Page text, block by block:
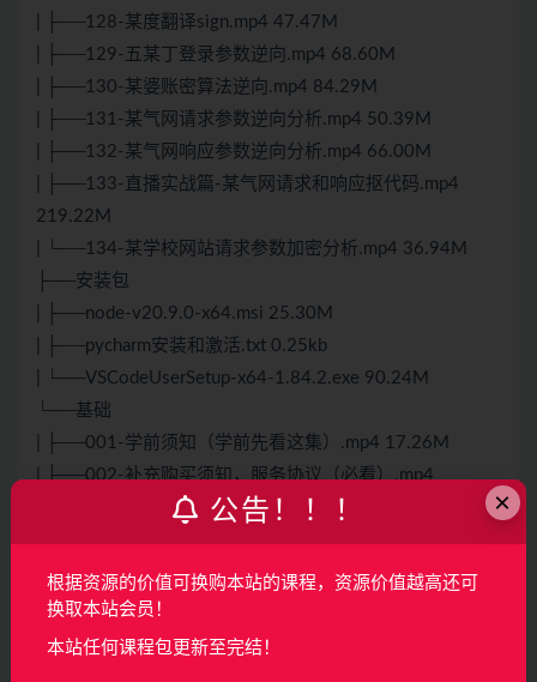
| ├──128-某度翻译sign.mp4 47.47M
| ├──129-五某丁登录参数逆向.mp4 68.60M
| ├──130-某婆账密算法逆向.mp4 84.29M
| ├──131-某气网请求参数逆向分析.mp4 50.39M
| ├──132-某气网响应参数逆向分析.mp4 66.00M
| ├──133-直播实战篇-某气网请求和响应抠代码.mp4
219.22M
| └──134-某学校网站请求参数加密分析.mp4 36.94M
├──安装包
| ├──node-v20.9.0-x64.msi 25.30M
| ├──pycharm安装和激活.txt 0.25kb
| └──VSCodeUserSetup-x64-1.84.2.exe 90.24M
└──基础
| ├──001-学前须知（学前先看这集）.mp4 17.26M
| ├──002-补充购买须知，服务协议（必看）.mp4
| ├──003-补充课堂纪律和实战内容（必看）.mp4 9.03M
| ├──004-补充苹果端购买问题（必看）.mp4 8.43M
| ├──005-欢迎大家来到我的兴趣班.mp4 12.22M
| ├──006-准备工作.mp4 1005.93kb
×
公告！！！
根据资源的价值可换购本站的课程，资源价值越高还可
换取本站会员！
本站任何课程包更新至完结！